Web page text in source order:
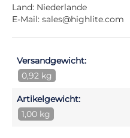
Land: Niederlande
E-Mail: sales@highlite.com
Versandgewicht:
0,92 kg
Artikelgewicht:
1,00 kg